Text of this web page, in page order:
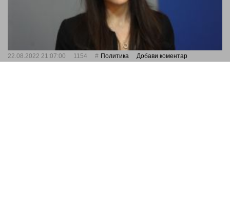
22.08.2022 21:07:00 1154 Политика Добави коментар